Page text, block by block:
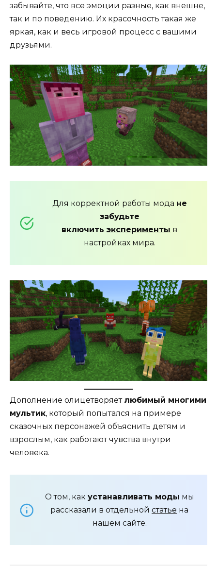
забывайте, что все эмоции разные, как внешне,
так и по поведению. Их красочность такая же
яркая, как и весь игровой процесс с вашими
друзьями.
Для корректной работы мода не
забудьте
включить эксперименты в
настройках мира.
Дополнение олицетворяет любимый многими
мультик, который попытался на примере
сказочных персонажей объяснить детям и
взрослым, как работают чувства внутри
человека.
О том, как устанавливать моды мы
рассказали в отдельной статье на
нашем сайте.